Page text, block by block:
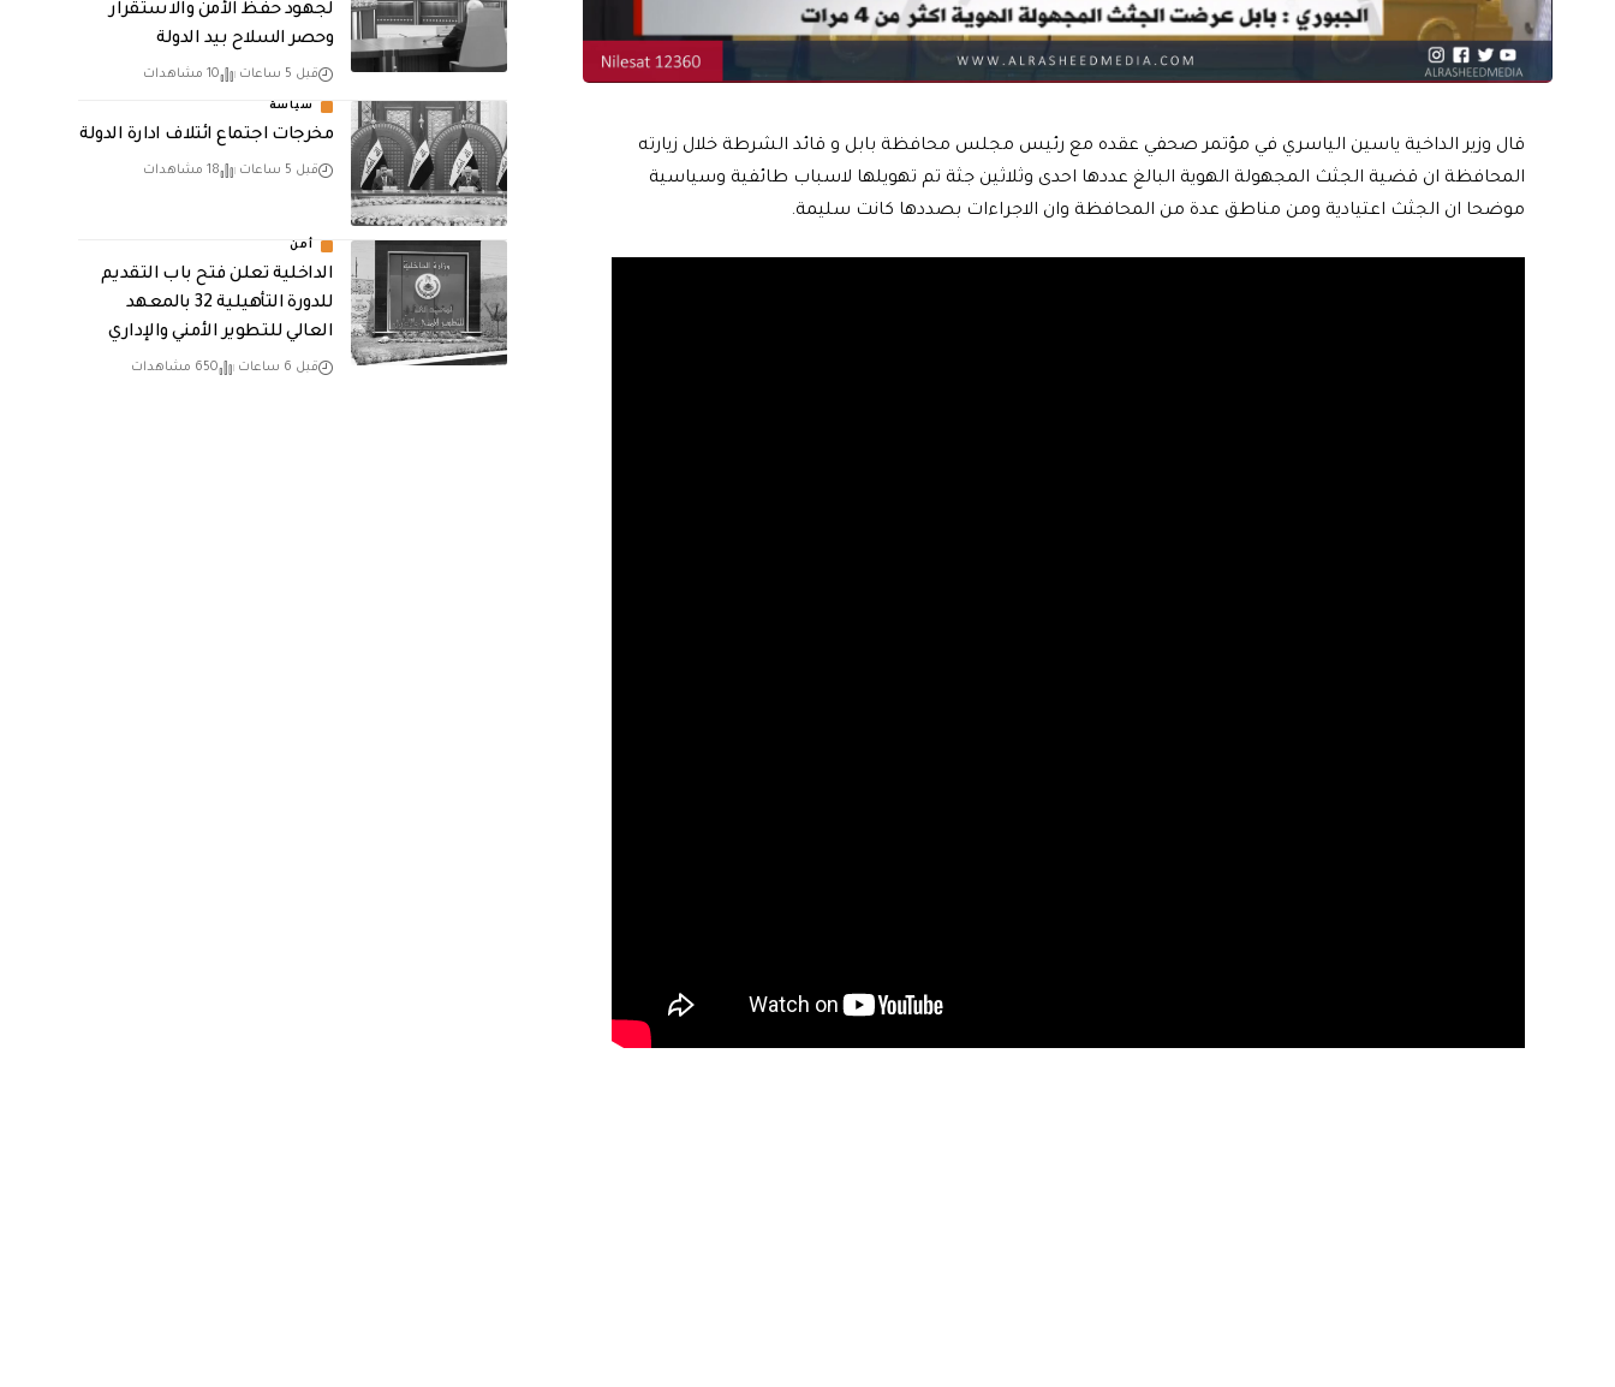
قال وزير الداخية ياسين الياسري في مؤتمر صحفي عقده مع رئيس مجلس محافظة بابل و قائد الشرطة خلال زيارته
المحافظة ان قضية الجثث المجهولة الهوية البالغ عددها احدى وثلاثين جثة تم تهويلها لاسباب طائفية وسياسية
موضحا ان الجثث اعتيادية ومن مناطق عدة من المحافظة وان الاجراءات بصددها كانت سليمة.
لجهود حفظ الأمن والاستقرار
وحصر السلاح بيد الدولة
قبل 5 ساعات 10 مشاهدات
سياسة
مخرجات اجتماع ائتلاف ادارة الدولة
قبل 5 ساعات 18 مشاهدات
أمن
الداخلية تعلن فتح باب التقديم
للدورة التأهيلية 32 بالمعهد
العالي للتطوير الأمني والإداري
قبل 6 ساعات 650 مشاهدات